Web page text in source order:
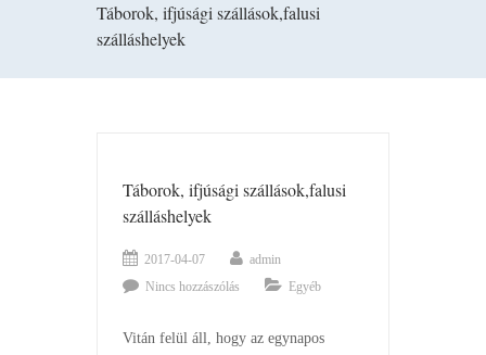
Táborok, ifjúsági szállások,falusi
szálláshelyek
Táborok, ifjúsági szállások,falusi
szálláshelyek
2017-04-07
admin
Nincs hozzászólás
Egyéb
Vitán felül áll, hogy az egynapos